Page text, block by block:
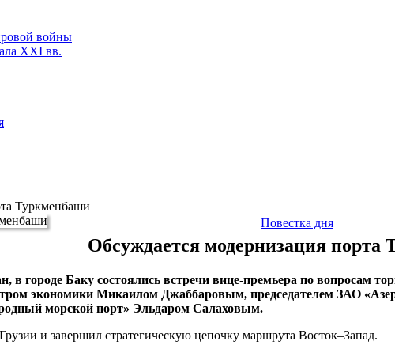
войны
XXI вв.
Туркменбаши
Повестка дня
Обсуждается модернизация порта
в городе Баку состоялись встречи вице-премьера по вопросам
экономики Микаилом Джаббаровым, председателем ЗАО
морской порт» Эльдаром Салаховым.
и завершил стратегическую цепочку маршрута Восток–Запад.